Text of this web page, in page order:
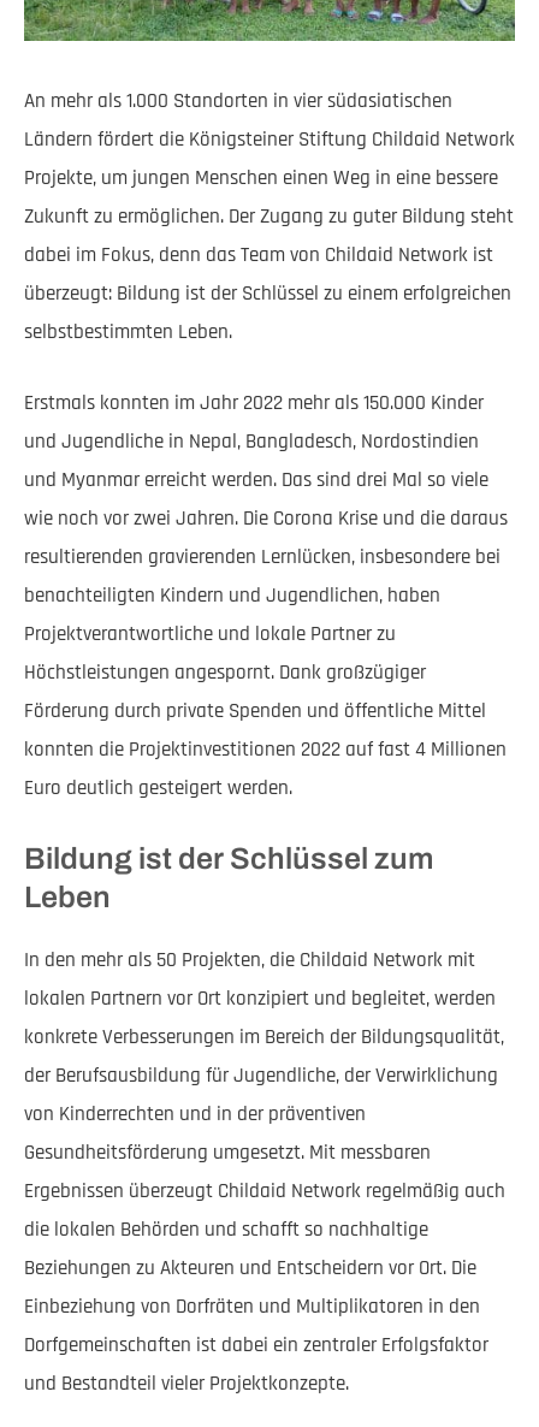
An mehr als 1.000 Standorten in vier südasiatischen
Ländern fördert die Königsteiner Stiftung Childaid Network
Projekte, um jungen Menschen einen Weg in eine bessere
Zukunft zu ermöglichen. Der Zugang zu guter Bildung steht
dabei im Fokus, denn das Team von Childaid Network ist
überzeugt: Bildung ist der Schlüssel zu einem erfolgreichen
selbstbestimmten Leben.
Erstmals konnten im Jahr 2022 mehr als 150.000 Kinder
und Jugendliche in Nepal, Bangladesch, Nordostindien
und Myanmar erreicht werden. Das sind drei Mal so viele
wie noch vor zwei Jahren. Die Corona Krise und die daraus
resultierenden gravierenden Lernlücken, insbesondere bei
benachteiligten Kindern und Jugendlichen, haben
Projektverantwortliche und lokale Partner zu
Höchstleistungen angespornt. Dank großzügiger
Förderung durch private Spenden und öffentliche Mittel
konnten die Projektinvestitionen 2022 auf fast 4 Millionen
Euro deutlich gesteigert werden.
Bildung ist der Schlüssel zum
Leben
In den mehr als 50 Projekten, die Childaid Network mit
lokalen Partnern vor Ort konzipiert und begleitet, werden
konkrete Verbesserungen im Bereich der Bildungsqualität,
der Berufsausbildung für Jugendliche, der Verwirklichung
von Kinderrechten und in der präventiven
Gesundheitsförderung umgesetzt. Mit messbaren
Ergebnissen überzeugt Childaid Network regelmäßig auch
die lokalen Behörden und schafft so nachhaltige
Beziehungen zu Akteuren und Entscheidern vor Ort. Die
Einbeziehung von Dorfräten und Multiplikatoren in den
Dorfgemeinschaften ist dabei ein zentraler Erfolgsfaktor
und Bestandteil vieler Projektkonzepte.